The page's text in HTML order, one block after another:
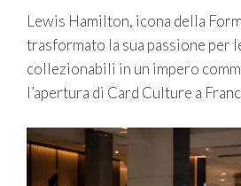
Lewis Hamilton, icona della
trasformato la sua passione per
collezionabili in un impero
l’apertura di Card Culture a